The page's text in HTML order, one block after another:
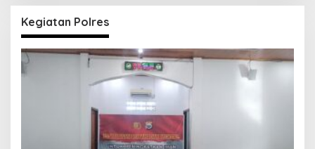
Kegiatan Polres